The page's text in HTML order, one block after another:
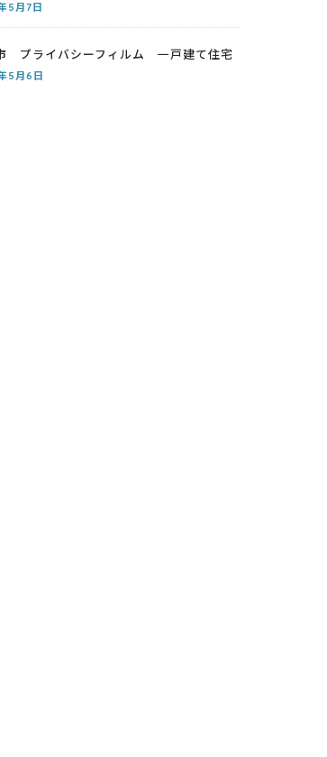
5月7日
プライバシーフィルム 一戸建て住宅
5月6日